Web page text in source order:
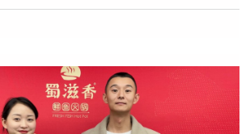
品牌效应显著 四川鱼火锅是中国著名美